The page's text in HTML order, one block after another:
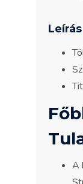
Leírás
A